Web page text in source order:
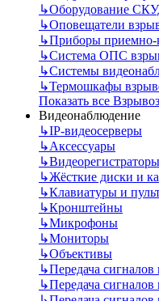
↳Оборудование
↳Оповещатели
↳Приборы приемно-
↳Система ОПС
↳Системы
↳Термошкафы
Показать все
Видеонаблюдение
↳IP-видеосерверы
↳Аксессуары
↳Видеорегистраторы
↳Жёсткие диски и
↳Клавиатуры и
↳Кронштейны
↳Микрофоны
↳Мониторы
↳Объективы
↳Передача
↳Передача